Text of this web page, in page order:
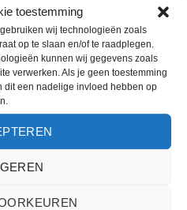
toestemming
wij technologieën zoals
op te slaan en/of te raadplegen.
kunnen wij gegevens zoals
verwerken. Als je geen toestemming
dit een nadelige invloed hebben op